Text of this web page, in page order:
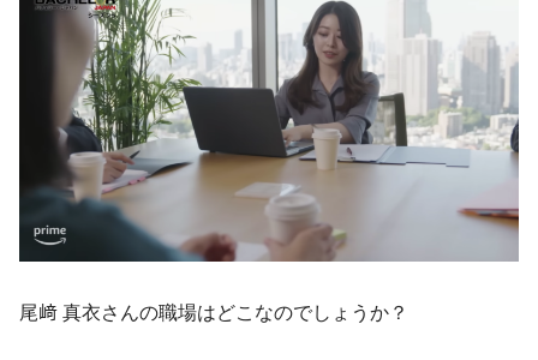
尾﨑 真衣さんの職場はどこなのでしょうか？